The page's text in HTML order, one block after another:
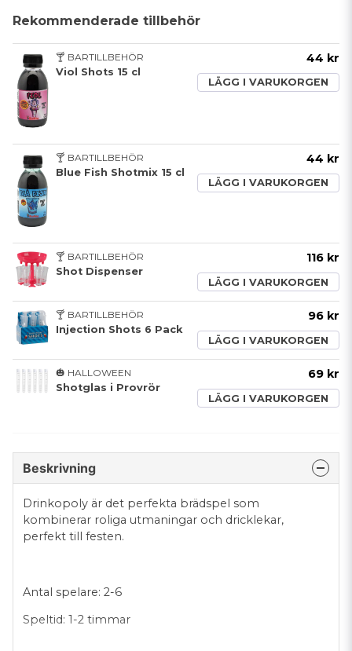
Rekommenderade tillbehör
🍸 BARTILLBEHÖR
Viol Shots 15 cl
44 kr
LÄGG I VARUKORGEN
🍸 BARTILLBEHÖR
Blue Fish Shotmix 15 cl
44 kr
LÄGG I VARUKORGEN
🍸 BARTILLBEHÖR
Shot Dispenser
116 kr
LÄGG I VARUKORGEN
🍸 BARTILLBEHÖR
Injection Shots 6 Pack
96 kr
LÄGG I VARUKORGEN
🎃 HALLOWEEN
Shotglas i Provrör
69 kr
LÄGG I VARUKORGEN
Beskrivning
Drinkopoly är det perfekta brädspel som
kombinerar roliga utmaningar och dricklekar,
perfekt till festen.
Antal spelare: 2-6
Speltid: 1-2 timmar